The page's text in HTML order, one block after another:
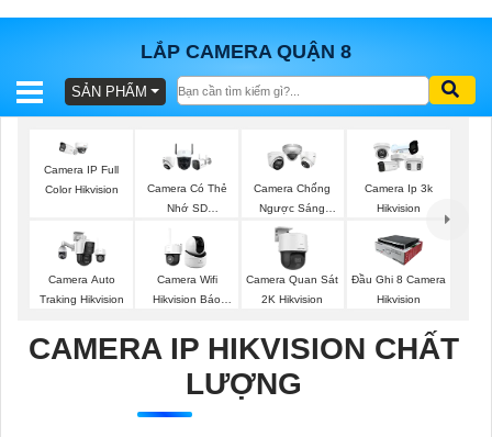
LẮP CAMERA QUẬN 8
BÁO
TRỌN
GÓI
SẢN
PHẨM
SẢN PHẨM
Camera IP Full
Color Hikvision
Camera Có Thẻ
Nhớ SD
Camera Chống
Ngược Sáng
Hikvision
Camera Ip 3k
Hikvision
Camera Auto
Traking Hikvision
Camera Wifi
Hikvision Báo
Camera Quan Sát
2K Hikvision
Đầu Ghi 8 Camera
Hikvision
CAMERA IP HIKVISION CHẤT
LƯỢNG